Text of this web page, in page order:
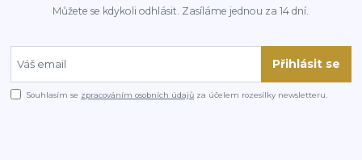
Můžete se kdykoli odhlásit. Zasíláme jednou za 14 dní.
Přihlásit se
Souhlasím se zpracováním osobních údajů za účelem rozesílky newsletteru.